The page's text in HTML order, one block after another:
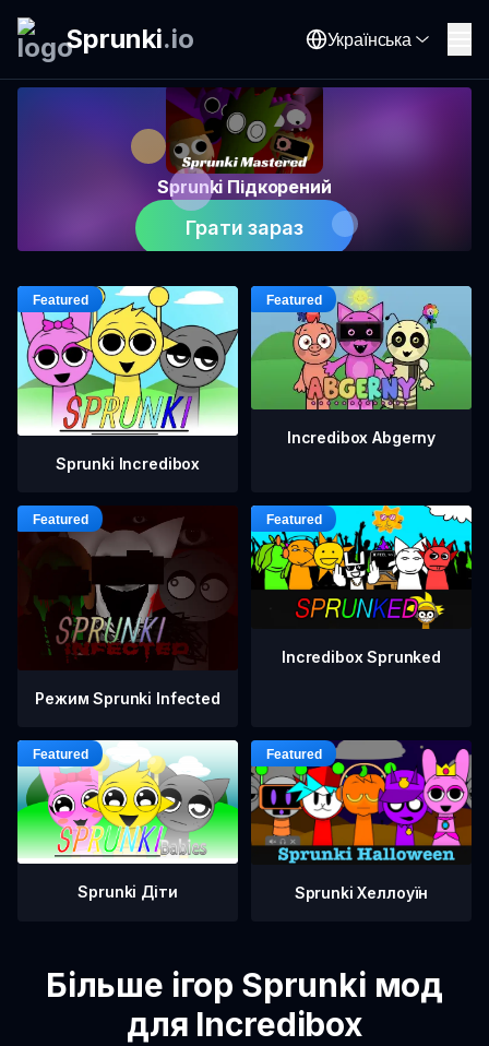
Sprunki.io Українська
Sprunki Підкорений
Грати зараз
Sprunki Incredibox
Incredibox Abgerny
Режим Sprunki Infected
Incredibox Sprunked
Sprunki Діти Sprunki Хеллоуїн
Більше ігор Sprunki мод
для Incredibox